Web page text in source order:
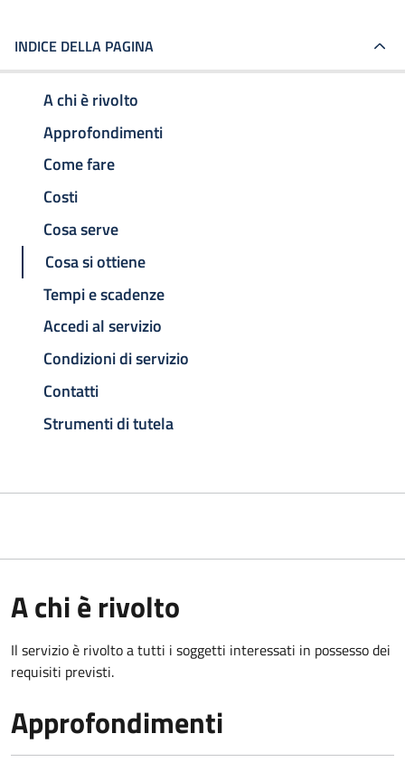
INDICE DELLA PAGINA
A chi è rivolto
Approfondimenti
Come fare
Costi
Cosa serve
Cosa si ottiene
Tempi e scadenze
Accedi al servizio
Condizioni di servizio
Contatti
Strumenti di tutela
A chi è rivolto
Il servizio è rivolto a tutti i soggetti interessati in possesso dei
requisiti previsti.
Approfondimenti